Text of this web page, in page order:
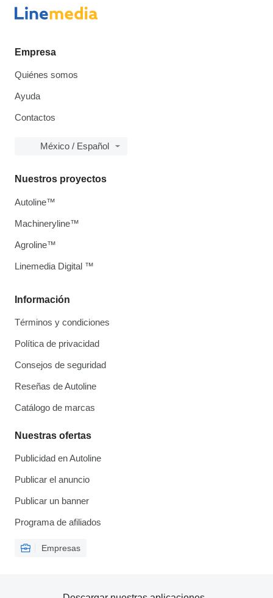
Empresa
Quiénes somos
Ayuda
Contactos
México / Español
Información
Términos y condiciones
Política de privacidad
Consejos de seguridad
Reseñas de Autoline
Catálogo de marcas
Nuestras ofertas
Publicidad en Autoline
Publicar el anuncio
Publicar un banner
Programa de afiliados
Empresas
Nuestros proyectos
Autoline™
Machineryline™
Agroline™
Linemedia Digital ™